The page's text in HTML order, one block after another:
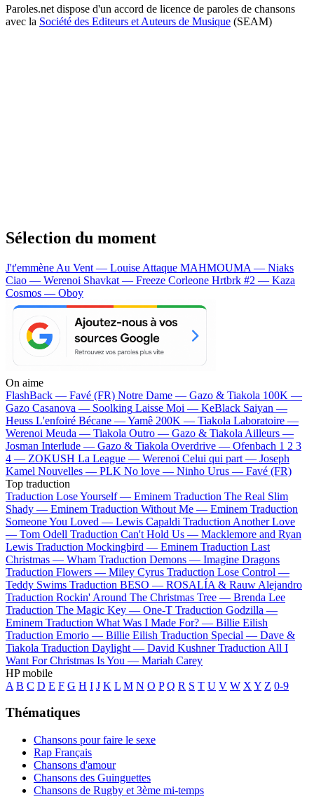
Paroles.net dispose d'un accord de licence de paroles de chansons
avec la Société des Editeurs et Auteurs de Musique (SEAM)
Sélection du moment
J't'emmène Au Vent — Louise Attaque MAHMOUMA — Niaks
Ciao — Werenoi Shavkat — Freeze Corleone Hrtbrk #2 — Kaza
Cosmos — Oboy
On aime
FlashBack — Favé (FR) Notre Dame — Gazo & Tiakola 100K —
Gazo Casanova — Soolking Laisse Moi — KeBlack Saiyan —
Heuss L'enfoiré Bécane —Yamê 200K — Tiakola Laboratoire —
Werenoi Meuda — Tiakola Outro — Gazo & Tiakola Ailleurs —
Josman Interlude — Gazo & Tiakola Overdrive — Ofenbach 1 2 3
4 — ZOKUSH La League — Werenoi Celui qui part — Joseph
Kamel Nouvelles — PLK No love — Ninho Urus — Favé (FR)
Top traduction
Traduction Lose Yourself — Eminem Traduction The Real Slim
Shady — Eminem Traduction Without Me — Eminem Traduction
Someone You Loved — Lewis Capaldi Traduction Another Love
— Tom Odell Traduction Can't Hold Us — Macklemore and Ryan
Lewis Traduction Mockingbird — Eminem Traduction Last
Christmas — Wham Traduction Demons — Imagine Dragons
Traduction Flowers — Miley Cyrus Traduction Lose Control —
Teddy Swims Traduction BESO — ROSALÍA & Rauw Alejandro
Traduction Rockin' Around The Christmas Tree — Brenda Lee
Traduction The Magic Key — One-T Traduction Godzilla —
Eminem Traduction What Was I Made For? — Billie Eilish
Traduction Emorio — Billie Eilish Traduction Special — Dave &
Tiakola Traduction Daylight — David Kushner Traduction All I
Want For Christmas Is You — Mariah Carey
HP mobile
A B C D E F G H I J K L M N O P Q R S T U V W X Y Z 0-9
Thématiques
Chansons pour faire le sexe
Rap Français
Chansons d'amour
Chansons des Guinguettes
Chansons de Rugby et 3ème mi-temps